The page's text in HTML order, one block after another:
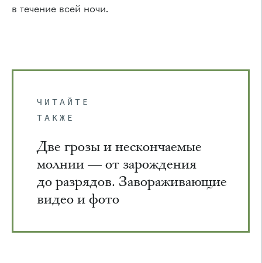
в течение всей ночи.
ЧИТАЙТЕ
ТАКЖЕ
Две грозы и нескончаемые
молнии — от зарождения
до разрядов. Завораживающие
видео и фото